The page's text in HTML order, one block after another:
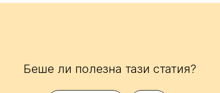
Беше ли полезна тази статия?